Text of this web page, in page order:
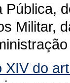
Militar,
XIV do